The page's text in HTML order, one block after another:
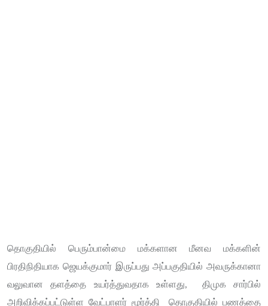
தொகுதியில் பெரும்பான்மை மக்களான மீனவ மக்களின்
பிரதிநிதியாக ஜெயக்குமார் இருப்பது அப்பகுதியில் அவருக்கானா
வலுவான தளத்தை உயர்த்துவதாக உள்ளது, திமுக சார்பில்
அறிவிக்கப்பட்டுள்ள வேட்பாளர் மூர்த்தி தொகுதியில் பணத்தை